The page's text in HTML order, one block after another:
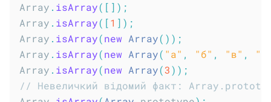
Array . isArray( [ ] ) ;
Array . isArray( [1 ] ) ;
Array . isArray(new Array( ) ) ;
Array . isArray(new Array( "а" , "б" , "в" ,
Array . isArray(new Array(3) ) ;
// Невеличкий відомий факт: